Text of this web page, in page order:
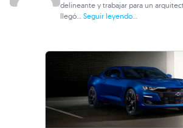
delineante y trabajar para un
llegó...Seguir leyendo...